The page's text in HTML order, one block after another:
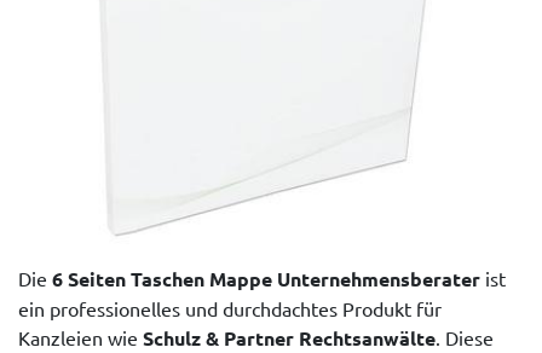
Die 6 Seiten Taschen Mappe Unternehmensberater ist
ein professionelles und durchdachtes Produkt für
Kanzleien wie Schulz & Partner Rechtsanwälte . Diese